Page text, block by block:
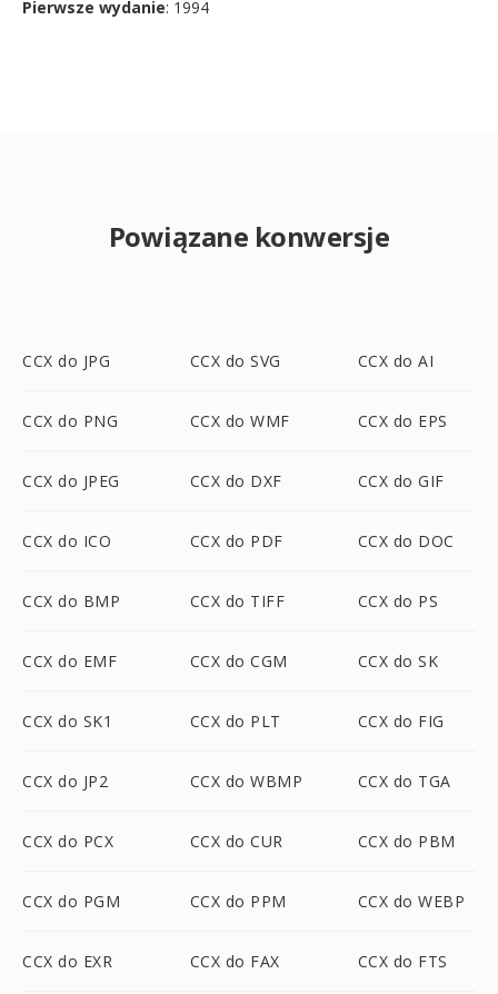
Pierwsze wydanie: 1994
Powiązane konwersje
CCX do JPG CCX do SVG CCX do AI
CCX do PNG CCX do WMF CCX do EPS
CCX do JPEG CCX do DXF CCX do GIF
CCX do ICO CCX do PDF CCX do DOC
CCX do BMP CCX do TIFF CCX do PS
CCX do EMF CCX do CGM CCX do SK
CCX do SK1 CCX do PLT CCX do FIG
CCX do JP2 CCX do WBMP CCX do TGA
CCX do PCX CCX do CUR CCX do PBM
CCX do PGM CCX do PPM CCX do WEBP
CCX do EXR CCX do FAX CCX do FTS